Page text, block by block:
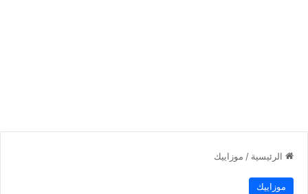
الرئيسية / موزاييك
موزاييك